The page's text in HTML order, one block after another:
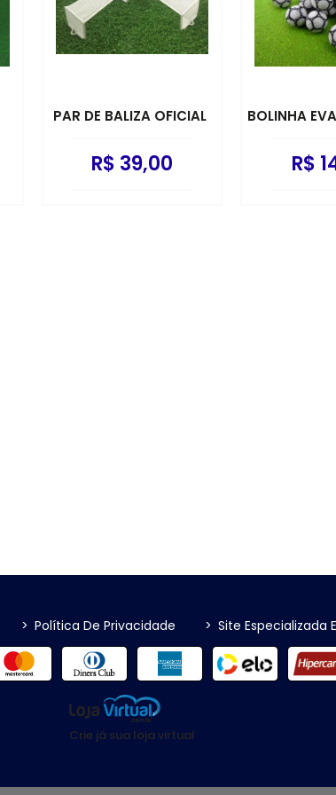
PAR DE BALIZA OFICIAL
R$ 39,00
BOLINHA
R$
> Política De Privacidade > Site Especializada
Crie já sua loja virtual